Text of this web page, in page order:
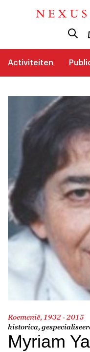
Activiteiten
Roemenië, 1932 - 2015
historica,
Myriam